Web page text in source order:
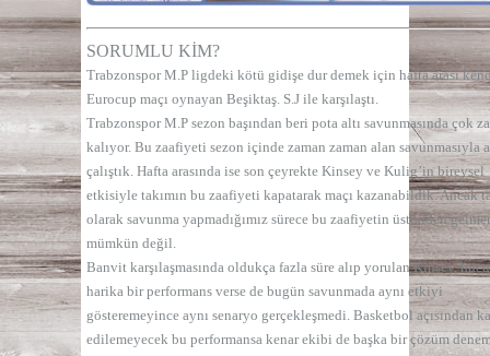
SORUMLU KİM?
Trabzonspor M.P ligdeki kötü gidişe dur demek için hafta arası
Eurocup maçı oynayan Beşiktaş. S.J ile karşılaştı.
Trabzonspor M.P sezon başından beri pota altı savunmasında çok
kalıyor. Bu zaafiyeti sezon içinde zaman zaman alan savunmasıyla
çalıştık. Hafta arasında ise son çeyrekte Kinsey ve Kulig’in bireysel
etkisiyle takımın bu zaafiyeti kapatarak maçı kazanabildik. Ancak
olarak savunma yapmadığımız sürece bu zaafiyetin üstünden
mümkün değil.
Banvit karşılaşmasında oldukça fazla süre alıp yorulan Kinsey,
harika bir performans verse de bugün savunmada aynı etkiyi
gösteremeyince aynı senaryo gerçekleşmedi. Basketbol açısından
edilemeyecek bu performansa kenar ekibi de başka bir çözüm